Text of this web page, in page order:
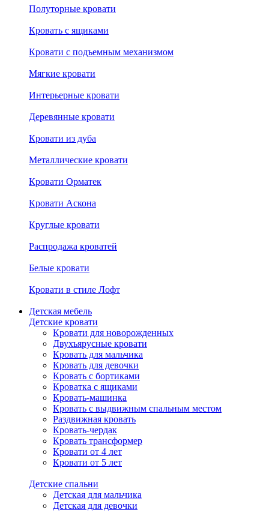
Полуторные кровати
Кровать с ящиками
Кровати с подъемным механизмом
Мягкие кровати
Интерьерные кровати
Деревянные кровати
Кровати из дуба
Металлические кровати
Кровати Орматек
Кровати Аскона
Круглые кровати
Распродажа кроватей
Белые кровати
Кровати в стиле Лофт
Детская мебель
Детские кровати
Кровати для новорожденных
Двухъярусные кровати
Кровать для мальчика
Кровать для девочки
Кровать с бортиками
Кроватка с ящиками
Кровать-машинка
Кровать с выдвижным спальным местом
Раздвижная кровать
Кровать-чердак
Кровать трансформер
Кровати от 4 лет
Кровати от 5 лет
Детские спальни
Детская для мальчика
Детская для девочки